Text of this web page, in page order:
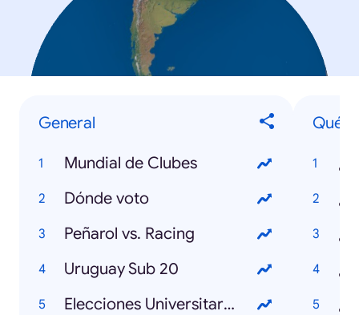
General
Mundial de Clubes
Dónde voto
Peñarol vs. Racing
Uruguay Sub 20
Elecciones Universitarias 2025
Qué